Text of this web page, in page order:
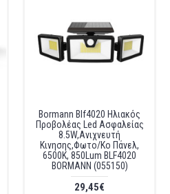
Bormann Blf4020 Ηλιακός
Προβολέας Led Ασφαλείας
8.5W,Ανιχνευτή
Κινησης,Φωτο/Κο Πάνελ,
6500K, 850Lum BLF4020
BORMANN (055150)
29,45€